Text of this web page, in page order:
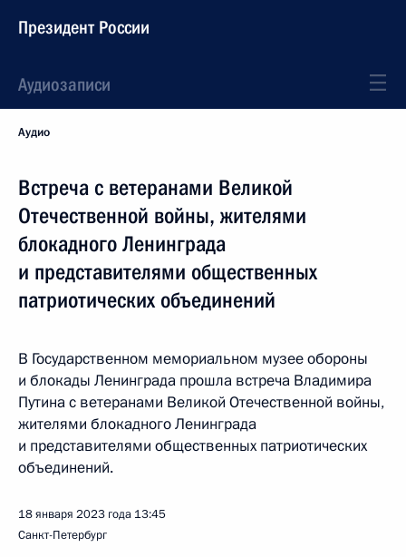
Президент России
Аудиозаписи
Аудио
Встреча с ветеранами Великой
Отечественной войны, жителями
блокадного Ленинграда
и представителями общественных
патриотических объединений
В Государственном мемориальном музее обороны
и блокады Ленинграда прошла встреча Владимира
Путина с ветеранами Великой Отечественной войны,
жителями блокадного Ленинграда
и представителями общественных патриотических
объединений.
18 января 2023 года 13:45
Санкт-Петербург